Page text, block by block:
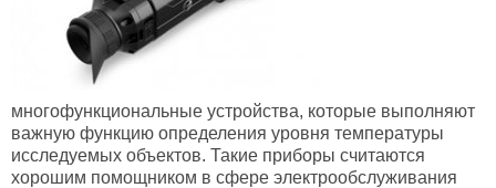
многофункциональные устройства, которые выполняют
важную функцию определения уровня температуры
исследуемых объектов. Такие приборы считаются
хорошим помощником в сфере электрообслуживания